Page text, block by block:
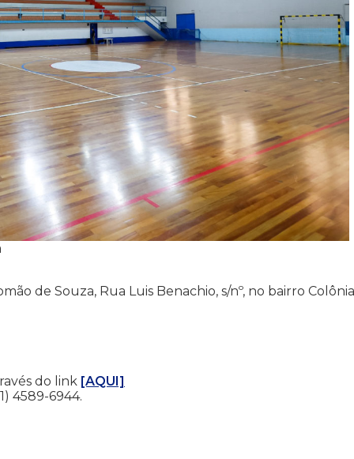
de Souza, Rua Luis Benachio, s/nº, no bairro
do link [AQUI]
4589-6944.